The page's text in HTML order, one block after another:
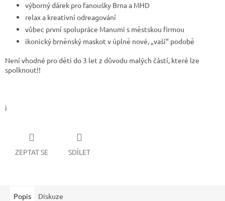
výborný dárek pro fanoušky Brna a MHD
relax a kreativní odreagování
vůbec první spolupráce Manumi s městskou firmou
ikonický brněnský maskot v úplně nové, „vaší“ podobě
Není vhodné pro děti do 3 let z důvodu malých částí, které lze
spolknout!!
i
ZEPTAT SE SDÍLET
Popis Diskuze